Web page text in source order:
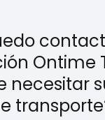
Ontime
necesitar